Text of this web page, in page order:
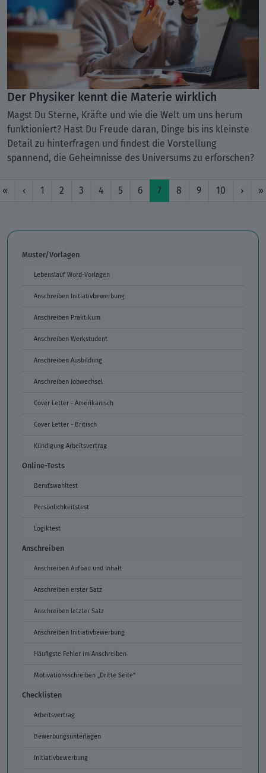
Der Physiker kennt die Materie wirklich
Magst Du Sterne, Kräfte und wie die Welt um uns herum
funktioniert? Hast Du Freude daran, Dinge bis ins kleinste
Detail zu hinterfragen und findest die Vorstellung
spannend, die Geheimnisse des Universums zu erforschen?
« ‹ 1 2 3 4 5 6 7 8 9 10 › »
Muster/Vorlagen
Lebenslauf Word-Vorlagen
Anschreiben Initiativbewerbung
Anschreiben Praktikum
Anschreiben Werkstudent
Anschreiben Ausbildung
Anschreiben Jobwechsel
Cover Letter - Amerikanisch
Cover Letter - Britisch
Kündigung Arbeitsvertrag
Online-Tests
Berufswahltest
Persönlichkeitstest
Logiktest
Anschreiben
Anschreiben Aufbau und Inhalt
Anschreiben erster Satz
Anschreiben letzter Satz
Anschreiben Initiativbewerbung
Häufigste Fehler im Anschreiben
Motivationsschreiben „Dritte Seite“
Checklisten
Arbeitsvertrag
Bewerbungsunterlagen
Initiativbewerbung